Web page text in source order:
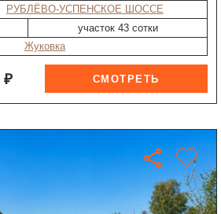
РУБЛЁВО-УСПЕНСКОЕ ШОССЕ
участок 43 сотки
Жуковка
₽